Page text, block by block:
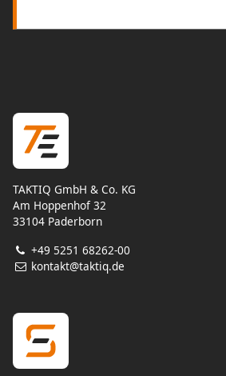
TAKTIQ GmbH & Co. KG
Am Hoppenhof 32
33104 Paderborn
+49 5251 68262-00
kontakt@taktiq.de